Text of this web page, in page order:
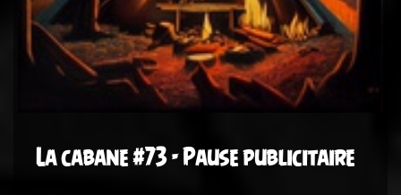
La cabane #73 - Pause publicitaire